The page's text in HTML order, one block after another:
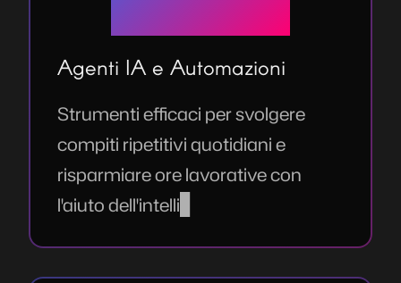
Agenti IA e Automazioni
Strumenti efficaci per svolgere
compiti ripetitivi quotidiani e
risparmiare ore lavorative con
l'aiuto dell'intelligenza artificiale